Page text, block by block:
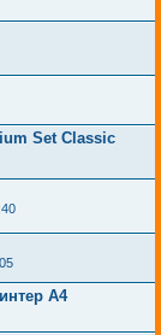
Set Classic
А4